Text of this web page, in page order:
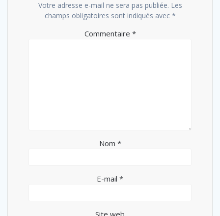
Votre adresse e-mail ne sera pas publiée. Les
champs obligatoires sont indiqués avec *
Commentaire *
Nom *
E-mail *